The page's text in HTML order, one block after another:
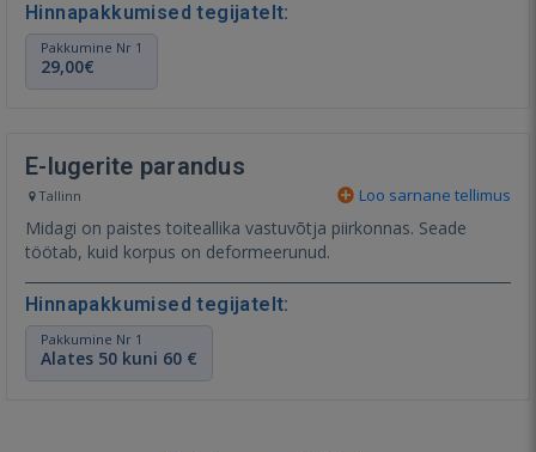
Hinnapakkumised tegijatelt:
Pakkumine Nr 1
29,00€
E-lugerite parandus
Tallinn Loo sarnane tellimus
Midagi on paistes toiteallika vastuvõtja piirkonnas. Seade
töötab, kuid korpus on deformeerunud.⁣
Hinnapakkumised tegijatelt:
Pakkumine Nr 1
Alates 50 kuni 60 €